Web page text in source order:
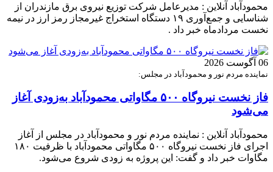
محمودآباد آنلاین : مدیرعامل شرکت توزیع نیروی برق مازندران از
شناسایی و جمع‌آوری ۱۹ دستگاه استخراج غیرمجاز رمز ارز در نیمه
نخست مردادماه خبر داد .
06 آگوست 2026
نماینده مردم نور و محمودآباد در مجلس:
فاز نخست نیروگاه ۵۰۰ مگاواتی محمودآباد به‌زودی آغاز
می‌شود
محمودآباد آنلاین : نماینده مردم نور و محمودآباد در مجلس از آغاز
اجرای فاز نخست نیروگاه ۵۰۰ مگاواتی محمودآباد با ظرفیت ۱۸۰
مگاوات خبر داد و گفت: این پروژه به زودی شروع می‌شود.